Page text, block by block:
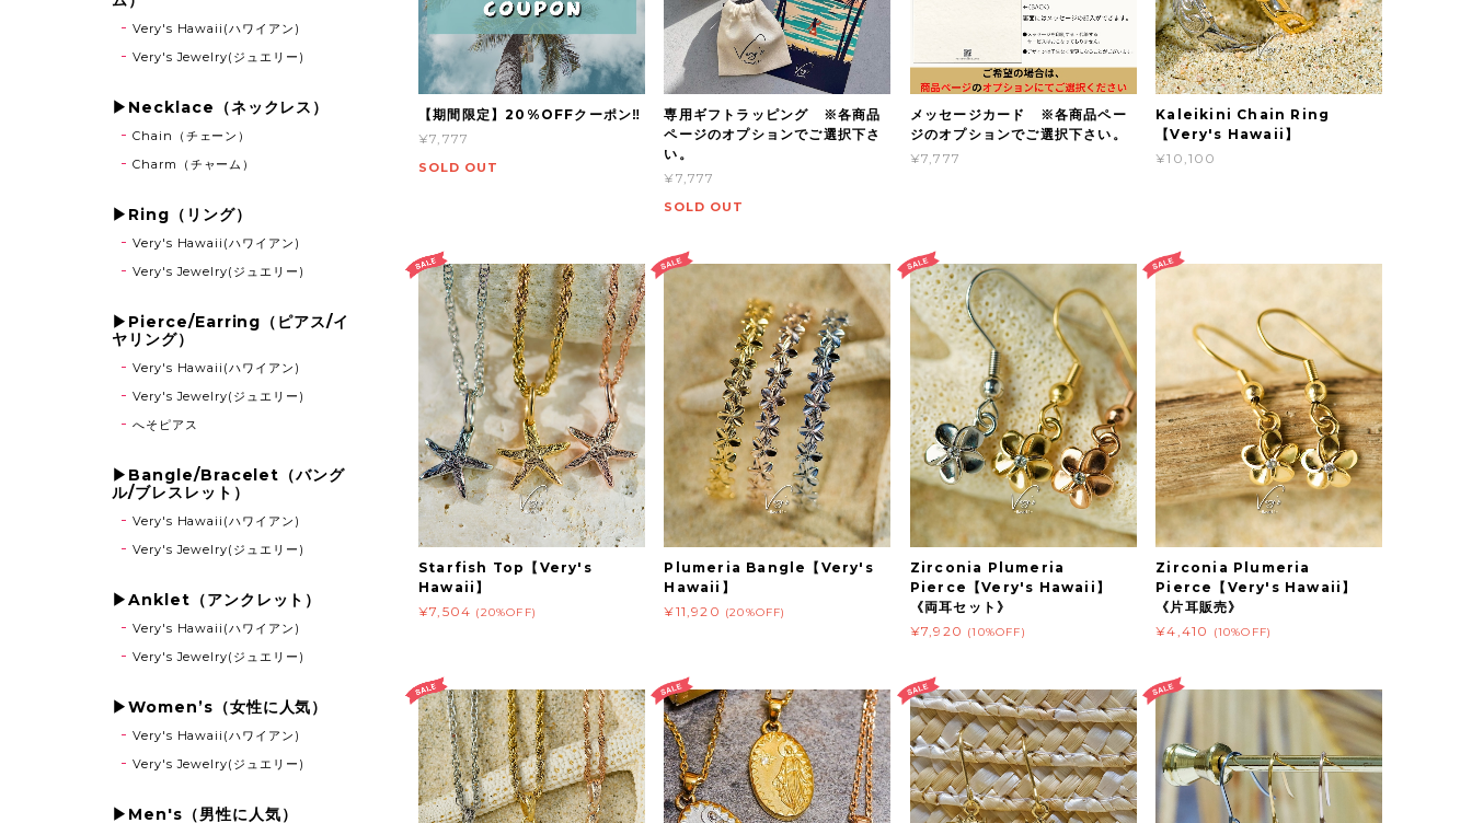
【期間限定】20%OFFクーポン‼
¥7,777
SOLD OUT
専用ギフトラッピング ※各商品
ページのオプションでご選択下さ
い。
¥7,777
SOLD OUT
メッセージカード ※各商品ペー
ジのオプションでご選択下さい。
¥7,777
Kaleikini Chain Ring
【Very's Hawaii】
¥10,100
Starfish Top【Very's
Hawaii】
¥7,504 (20%OFF)
Plumeria Bangle【Very's
Hawaii】
¥11,920 (20%OFF)
Zirconia Plumeria
Pierce【Very's Hawaii】
《両耳セット》
¥7,920 (10%OFF)
Zirconia Plumeria
Pierce【Very's Hawaii】
《片耳販売》
¥4,410
(10%OFF)
Very's Hawaii(ハワイアン)
Very's Jewelry(ジュエリー)
▶Necklace（ネックレス）
Chain（チェーン）
Charm（チャーム）
▶Ring（リング）
Very's Hawaii(ハワイアン)
Very's Jewelry(ジュエリー)
▶Pierce/Earring（ピアス/イ
ヤリング）
Very's Hawaii(ハワイアン)
Very's Jewelry(ジュエリー)
へそピアス
▶Bangle/Bracelet（バング
ル/ブレスレット）
Very's Hawaii(ハワイアン)
Very's Jewelry(ジュエリー)
▶Anklet（アンクレット）
Very's Hawaii(ハワイアン)
Very's Jewelry(ジュエリー)
▶Women’s（女性に人気）
Very's Hawaii(ハワイアン)
Very's Jewelry(ジュエリー)
▶Men's（男性に人気）